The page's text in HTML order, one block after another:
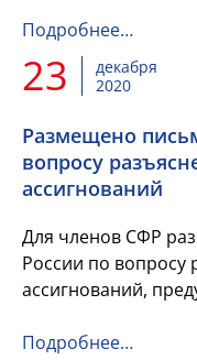
инвестиций в
Подробнее…
23
декабря
2020
Размещено
вопросу
ассигнований
Для членов СФР
России по
ассигнований,
субсидий и иных
Подробнее…